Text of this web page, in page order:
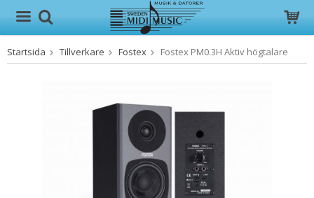
Produkten har blivit tillagd i varukorgen
Startsida Tillverkare Fostex Fostex PM0.3H Aktiv högtalare